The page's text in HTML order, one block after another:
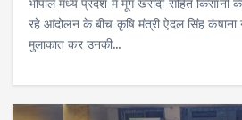
भोपाल मध्य प्रदेश में मूंग खरीदी सहित किसानों
रहे आंदोलन के बीच कृषि मंत्री ऐदल सिंह कंषाना
मुलाकात कर उनकी…